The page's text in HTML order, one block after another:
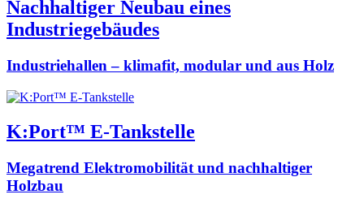
Nachhaltiger Neubau eines
Industriegebäudes
Industriehallen – klimafit, modular und aus Holz
K:Port™ E-Tankstelle
Megatrend Elektromobilität und nachhaltiger
Holzbau